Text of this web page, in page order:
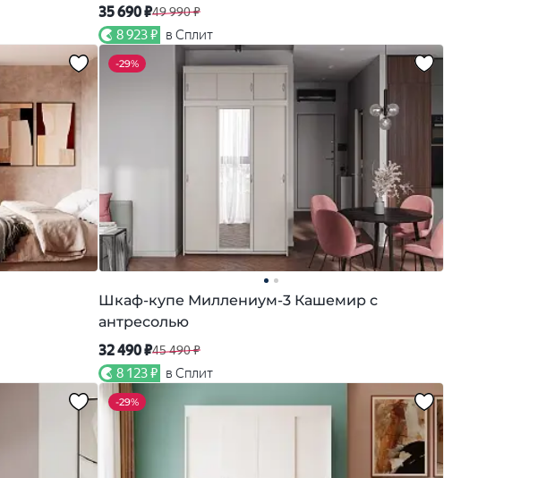
35 690 ₽49 990 ₽
8 923 ₽ в Сплит
-29%
Шкаф-купе Миллениум-3 Кашемир с
антресолью
32 490 ₽45 490 ₽
8 123 ₽ в Сплит
-29%